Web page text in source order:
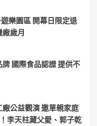
樂園區 開幕日限定退
歲月
國際食品認證 提供不
廠公益觀演 邀單親家庭
李天柱藏父愛、郭子乾